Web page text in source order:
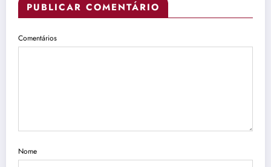
PUBLICAR COMENTÁRIO
Comentários
Nome